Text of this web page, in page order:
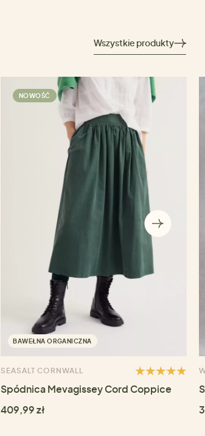
Wszystkie produkty
NOWOŚĆ
BAWEŁNA ORGANICZNA
SEASALT CORNWALL
Spódnica Mevagissey Cord Coppice
409,99 zł